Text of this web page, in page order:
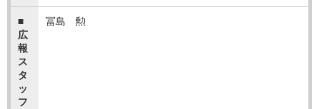
■
広
報
ス
タ
ッ
フ
冨島 勲